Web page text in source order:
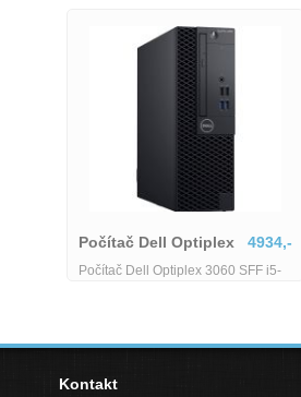
Počítač Dell Optiplex 4934,-
Počítač Dell Optiplex 3060 SFF i5-
Kontakt